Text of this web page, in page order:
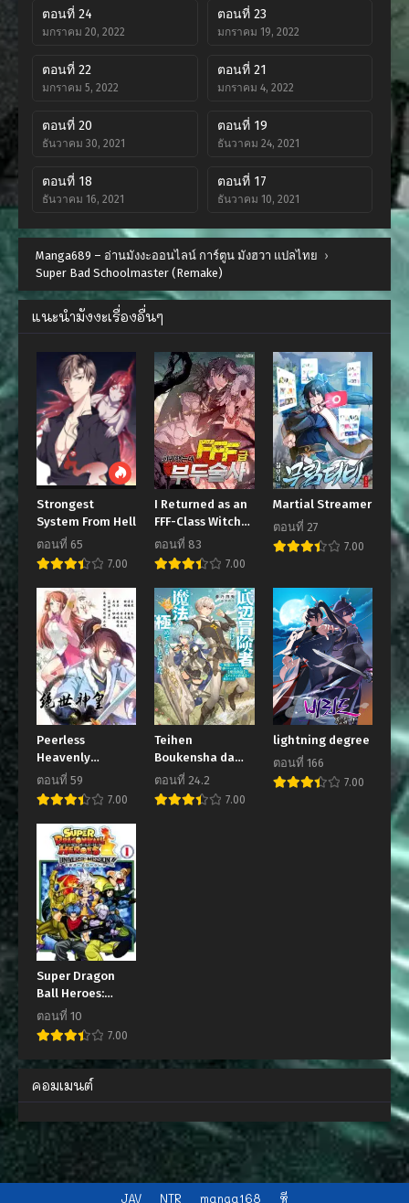
ตอนที่ 24
มกราคม 20, 2022
ตอนที่ 23
มกราคม 19, 2022
ตอนที่ 22
มกราคม 5, 2022
ตอนที่ 21
มกราคม 4, 2022
ตอนที่ 20
ธันวาคม 30, 2021
ตอนที่ 19
ธันวาคม 24, 2021
ตอนที่ 18
ธันวาคม 16, 2021
ตอนที่ 17
ธันวาคม 10, 2021
ตอนที่ 16
พฤศจิกายน 25, 2021
ตอนที่ 15
พฤศจิกายน 13, 2021
ตอนที่ 14
พฤศจิกายน 12, 2021
ตอนที่ 13
ตอนที่ 12
ตุลาคม 18, 2021
ตอนที่ 11
ตุลาคม 5, 2021
ตอนที่ 10
กันยายน 27, 2021
ตอนที่ 9
กันยายน 27, 2021
ตอนที่ 8
กันยายน 27, 2021
ตอนที่ 7
กันยายน 27, 2021
ตอนที่ 6
กันยายน 27, 2021
ตอนที่ 5
กันยายน 27, 2021
ตอนที่ 4
กันยายน 27, 2021
ตอนที่ 3
กันยายน 27, 2021
ตอนที่ 2
กันยายน 27, 2021
ตอนที่ 1
กันยายน 27, 2021
Manga689 – อ่านมังงะออนไลน์ การ์ตูน มังฮวา แปลไทย ›
Super Bad Schoolmaster (Remake)
แนะนำมังงะเรื่องอื่นๆ
Strongest
System From Hell
ตอนที่ 65
7.00
I Returned as an
FFF-Class Witch
Doctor
ตอนที่ 83
7.00
Martial Streamer
ตอนที่ 27
7.00
Peerless
Heavenly
Emperor
ตอนที่ 59
7.00
Teihen
Boukensha da
kedo Mahou wo
Kiwamete Miru
Koto ni Shita
ตอนที่ 24.2
7.00
lightning degree
ตอนที่ 166
7.00
Super Dragon
Ball Heroes:
Universe
Mission!!
ตอนที่ 10
7.00
คอมเมนต์
JAV NTR manga168 หี